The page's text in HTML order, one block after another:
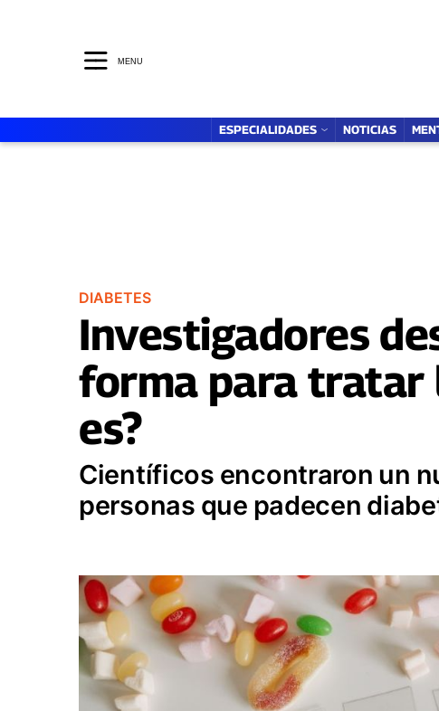
MENU
ESPECIALIDADES NOTICIAS
DIABETES
Investigadores
forma para tratar
es?
Científicos encontraron un
personas que padecen